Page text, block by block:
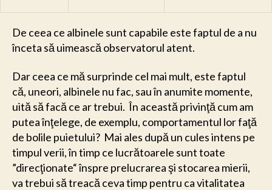
De ceea ce albinele sunt capabile este faptul de a nu
înceta să uimească observatorul atent.
Dar ceea ce mă surprinde cel mai mult, este faptul
că, uneori, albinele nu fac, sau în anumite momente,
uită să facă ce ar trebui. În această privinţă cum am
putea înţelege, de exemplu, comportamentul lor faţă
de bolile puietului? Mai ales după un cules intens pe
timpul verii, în timp ce lucrătoarele sunt toate
”direcţionate“ înspre prelucrarea şi stocarea mierii,
va trebui să treacă ceva timp pentru ca vitalitatea